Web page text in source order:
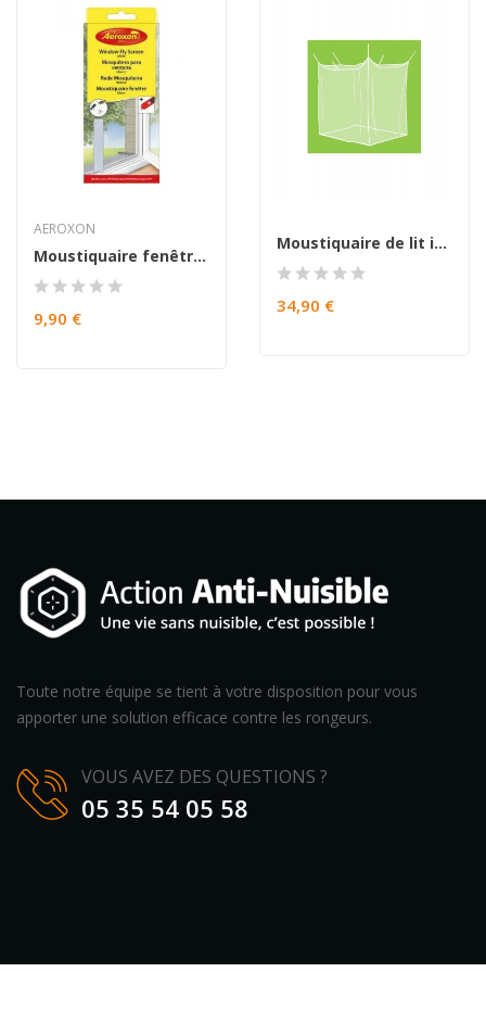
AEROXON
Moustiquaire fenêtre blanche
9,90 €
Moustiquaire de lit imprégnée CABIN 1
34,90 €
Toute notre équipe se tient à votre disposition pour vous
apporter une solution efficace contre les rongeurs.
VOUS AVEZ DES QUESTIONS ?
05 35 54 05 58